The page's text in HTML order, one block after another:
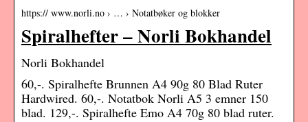
https:// www.norli.no › … › Notatbøker og blokker
Spiralhefter – Norli Bokhandel
Norli Bokhandel
60,-. Spiralhefte Brunnen A4 90g 80 Blad Ruter
Hardwired. 60,-. Notatbok Norli A5 3 emner 150
blad. 129,-. Spiralhefte Emo A4 70g 80 blad ruter.